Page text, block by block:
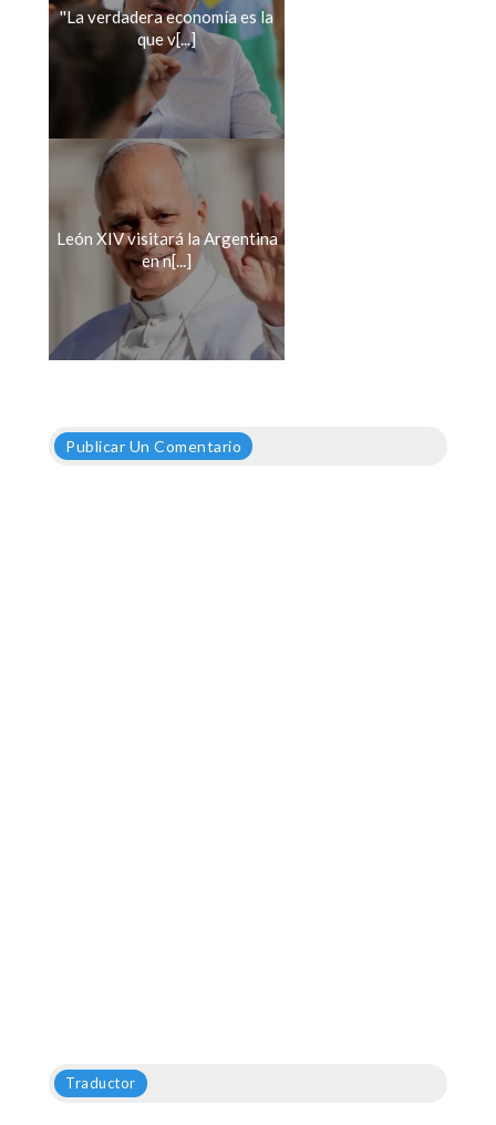
''La verdadera economía es la
que v[...]
León XIV visitará la Argentina
en n[...]
Publicar Un Comentario
Traductor